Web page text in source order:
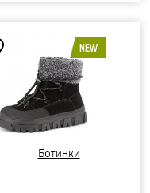
NEW
Ботинки